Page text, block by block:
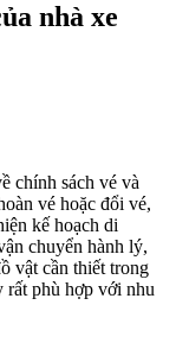
nhà xe
chính sách vé và
vé hoặc đổi vé,
kế hoạch di
chuyển hành lý,
vật cần thiết trong
rất phù hợp với nhu